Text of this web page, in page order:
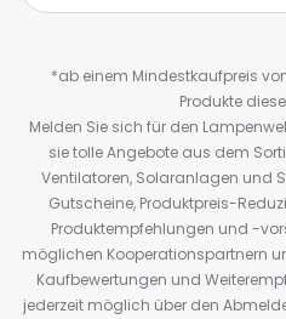
*ab einem Mindestkaufpreis
Produkte
Melden Sie sich für den
sie tolle Angebote aus dem
Ventilatoren, Solaranlagen und
Gutscheine, Produktpreis-
Produktempfehlungen und -
möglichen Kooperationspartnern
Kaufbewertungen und
jederzeit möglich über den